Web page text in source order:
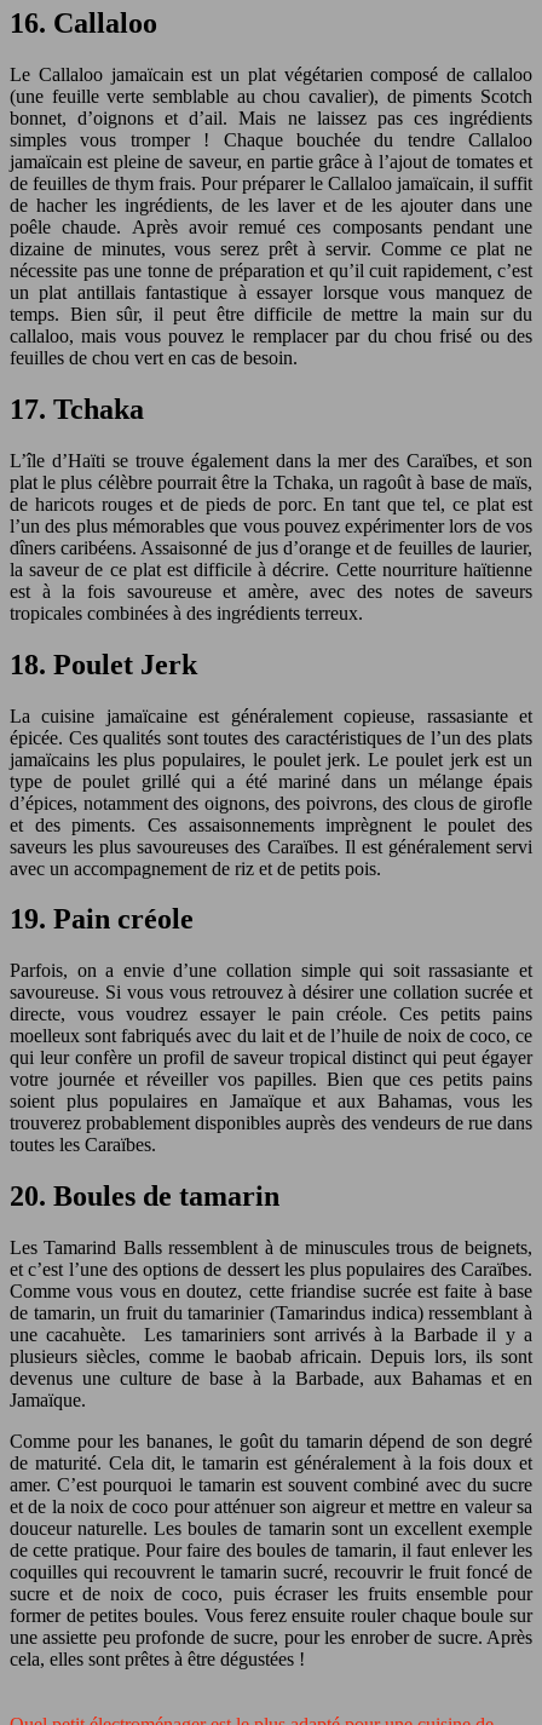
16. Callaloo
Le Callaloo jamaïcain est un plat végétarien composé de callaloo
(une feuille verte semblable au chou cavalier), de piments Scotch
bonnet, d’oignons et d’ail. Mais ne laissez pas ces ingrédients
simples vous tromper ! Chaque bouchée du tendre Callaloo
jamaïcain est pleine de saveur, en partie grâce à l’ajout de tomates et
de feuilles de thym frais. Pour préparer le Callaloo jamaïcain, il suffit
de hacher les ingrédients, de les laver et de les ajouter dans une
poêle chaude. Après avoir remué ces composants pendant une
dizaine de minutes, vous serez prêt à servir. Comme ce plat ne
nécessite pas une tonne de préparation et qu’il cuit rapidement, c’est
un plat antillais fantastique à essayer lorsque vous manquez de
temps. Bien sûr, il peut être difficile de mettre la main sur du
callaloo, mais vous pouvez le remplacer par du chou frisé ou des
feuilles de chou vert en cas de besoin.
17. Tchaka
L’île d’Haïti se trouve également dans la mer des Caraïbes, et son
plat le plus célèbre pourrait être la Tchaka, un ragoût à base de maïs,
de haricots rouges et de pieds de porc. En tant que tel, ce plat est
l’un des plus mémorables que vous pouvez expérimenter lors de vos
dîners caribéens. Assaisonné de jus d’orange et de feuilles de laurier,
la saveur de ce plat est difficile à décrire. Cette nourriture haïtienne
est à la fois savoureuse et amère, avec des notes de saveurs
tropicales combinées à des ingrédients terreux.
18. Poulet Jerk
La cuisine jamaïcaine est généralement copieuse, rassasiante et
épicée. Ces qualités sont toutes des caractéristiques de l’un des plats
jamaïcains les plus populaires, le poulet jerk. Le poulet jerk est un
type de poulet grillé qui a été mariné dans un mélange épais
d’épices, notamment des oignons, des poivrons, des clous de girofle
et des piments. Ces assaisonnements imprègnent le poulet des
saveurs les plus savoureuses des Caraïbes. Il est généralement servi
avec un accompagnement de riz et de petits pois.
19. Pain créole
Parfois, on a envie d’une collation simple qui soit rassasiante et
savoureuse. Si vous vous retrouvez à désirer une collation sucrée et
directe, vous voudrez essayer le pain créole. Ces petits pains
moelleux sont fabriqués avec du lait et de l’huile de noix de coco, ce
qui leur confère un profil de saveur tropical distinct qui peut égayer
votre journée et réveiller vos papilles. Bien que ces petits pains
soient plus populaires en Jamaïque et aux Bahamas, vous les
trouverez probablement disponibles auprès des vendeurs de rue dans
toutes les Caraïbes.
20. Boules de tamarin
Les Tamarind Balls ressemblent à de minuscules trous de beignets,
et c’est l’une des options de dessert les plus populaires des Caraïbes.
Comme vous vous en doutez, cette friandise sucrée est faite à base
de tamarin, un fruit du tamarinier (Tamarindus indica) ressemblant à
une cacahuète. Les tamariniers sont arrivés à la Barbade il y a
plusieurs siècles, comme le baobab africain. Depuis lors, ils sont
devenus une culture de base à la Barbade, aux Bahamas et en
Jamaïque.
Comme pour les bananes, le goût du tamarin dépend de son degré
de maturité. Cela dit, le tamarin est généralement à la fois doux et
amer. C’est pourquoi le tamarin est souvent combiné avec du sucre
et de la noix de coco pour atténuer son aigreur et mettre en valeur sa
douceur naturelle. Les boules de tamarin sont un excellent exemple
de cette pratique. Pour faire des boules de tamarin, il faut enlever les
coquilles qui recouvrent le tamarin sucré, recouvrir le fruit foncé de
sucre et de noix de coco, puis écraser les fruits ensemble pour
former de petites boules. Vous ferez ensuite rouler chaque boule sur
une assiette peu profonde de sucre, pour les enrober de sucre. Après
cela, elles sont prêtes à être dégustées !